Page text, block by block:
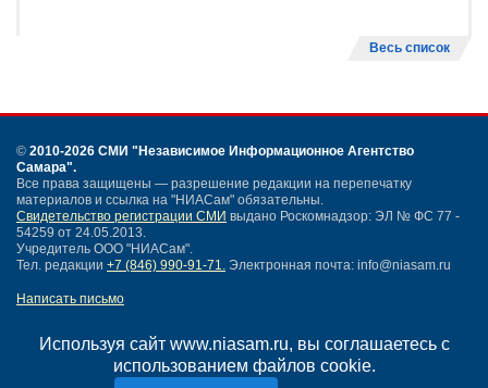
Используя сайт www.niasam.ru, вы соглашаетесь с
использованием файлов cookie.
Весь список
© 2010-2026 СМИ "Независимое Информационное Агентство
Самара".
Все права защищены — разрешение редакции на перепечатку
материалов и ссылка на "НИАСам" обязательны.
Свидетельство регистрации СМИ выдано Роскомнадзор: ЭЛ № ФС 77 -
54259 от 24.05.2013.
Учредитель ООО "НИАСам".
Тел. редакции +7 (846) 990-91-71. Электронная почта: info@niasam.ru
Написать письмо
Нашли ошибку?
Политика конфиденциальности